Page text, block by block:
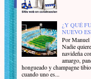
¿Y QUÉ
NUEVO
Por
Nadie
navideña
amargo,
hongueado y champagne
cuando uno es...